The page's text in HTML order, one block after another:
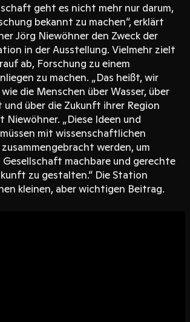
geht es nicht mehr nur darum,
bekannt zu machen“, erklärt
Jörg Niewöhner den Zweck der
in der Ausstellung. Vielmehr zielt
ab, Forschung zu einem
zu machen. „Das heißt, wir
die Menschen über Wasser, über
über die Zukunft ihrer Region
Niewöhner. „Diese Ideen und
mit wissenschaftlichen
werden, um
Gesellschaft machbare und gerechte
zu gestalten.“ Die Station
kleinen, aber wichtigen Beitrag.